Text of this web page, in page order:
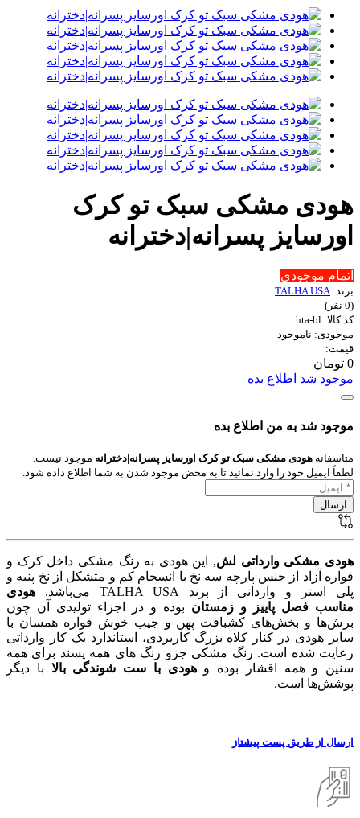
هودی مشکی سبک تو کرک
اورسایز پسرانه|دخترانه
اتمام موجودی
برند:TALHA USA
(0 نفر)
کد کالا: hta-bl
موجودی: ناموجود
قیمت:
0 تومان
موجود شد اطلاع بده
موجود شد به من اطلاع بده
متاسفانه هودی مشکی سبک تو کرک اورسایز پسرانه|دخترانه موجود نیست.
لطفاً ایمیل خود را وارد نمائید تا به محض موجود شدن به شما اطلاع داده شود.
هودی مشکی وارداتی لش, این هودی به رنگ مشکی داخل کرک و
قواره آزاد از جنس پارچه سه نخ با انسجام کم و متشکل از نخ پنبه و
پلی استر و وارداتی از برند TALHA USA می‌باشد.
هودی
مناسب فصل پاییز و زمستان بوده و در اجزاء تولیدی آن چون
برش‌ها و بخش‌های کشبافت پهن و جیب خوش قواره همسان با
سایز هودی در کنار کلاه بزرگ کاربردی، استاندارد یک کار وارداتی
رعایت شده است. رنگ مشکی جزو رنگ های همه پسند برای همه
سنین و همه اقشار بوده وهودی با ست شوندگی بالا با دیگر
پوشش‌ها است.
ارسال از طریق پست پیشتاز